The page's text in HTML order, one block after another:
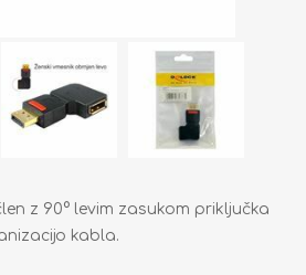
z 90° levim zasukom priključka
kabla.